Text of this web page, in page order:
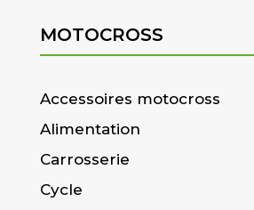
MOTOCROSS
Accessoires motocross
Alimentation
Carrosserie
Cycle